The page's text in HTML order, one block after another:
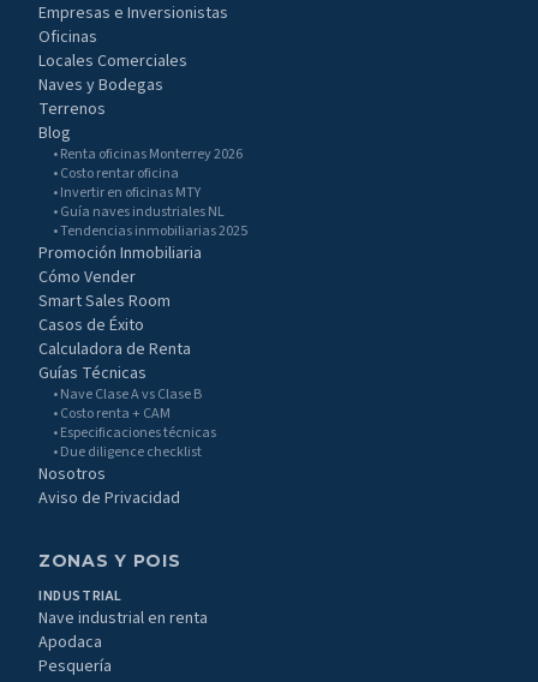
Empresas e Inversionistas
Oficinas
Locales Comerciales
Naves y Bodegas
Terrenos
Blog
• Renta oficinas Monterrey 2026
• Costo rentar oficina
• Invertir en oficinas MTY
• Guía naves industriales NL
• Tendencias inmobiliarias 2025
Promoción Inmobiliaria
Cómo Vender
Smart Sales Room
Casos de Éxito
Calculadora de Renta
Guías Técnicas
• Nave Clase A vs Clase B
• Costo renta + CAM
• Especificaciones técnicas
• Due diligence checklist
Nosotros
Aviso de Privacidad
ZONAS Y POIS
INDUSTRIAL
Nave industrial en renta
Apodaca
Pesquería